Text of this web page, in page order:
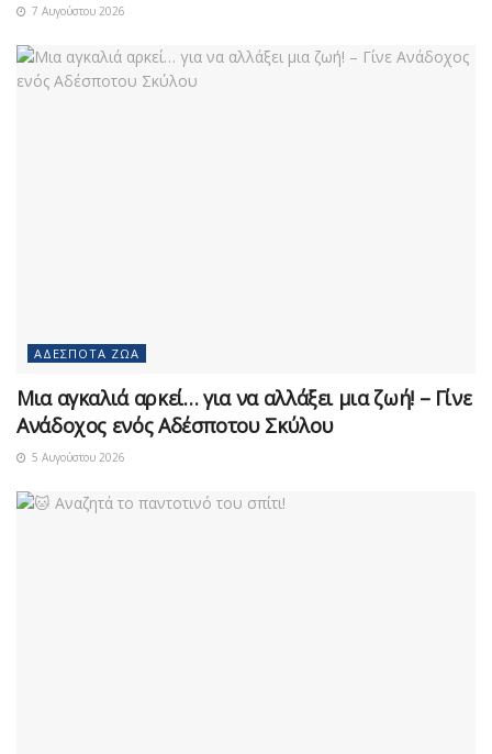
7 Αυγούστου 2026
ΑΔΈΣΠΟΤΑ ΖΏΑ
Μια αγκαλιά αρκεί… για να αλλάξει μια ζωή! – Γίνε
Ανάδοχος ενός Αδέσποτου Σκύλου
5 Αυγούστου 2026